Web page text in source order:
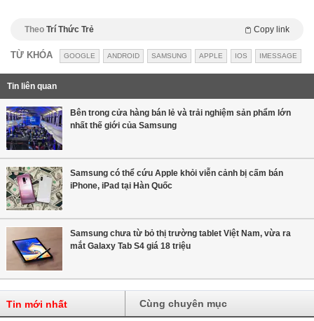
Theo Trí Thức Trẻ Copy link
TỪ KHÓA GOOGLE ANDROID SAMSUNG APPLE IOS IMESSAGE
Tin liên quan
Bên trong cửa hàng bán lẻ và trải nghiệm sản phẩm lớn
nhất thế giới của Samsung
Samsung có thể cứu Apple khỏi viễn cảnh bị cấm bán
iPhone, iPad tại Hàn Quốc
Samsung chưa từ bỏ thị trường tablet Việt Nam, vừa ra
mắt Galaxy Tab S4 giá 18 triệu
Tin mới nhất Cùng chuyên mục